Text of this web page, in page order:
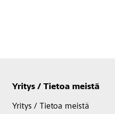
Yritys / Tietoa meistä
Yritys / Tietoa meistä